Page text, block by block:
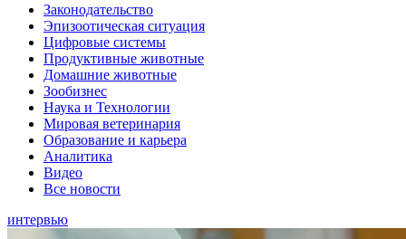
Законодательство
Эпизоотическая ситуация
Цифровые системы
Продуктивные животные
Домашние животные
Зообизнес
Наука и Технологии
Мировая ветеринария
Образование и карьера
Аналитика
Видео
Все новости
интервью